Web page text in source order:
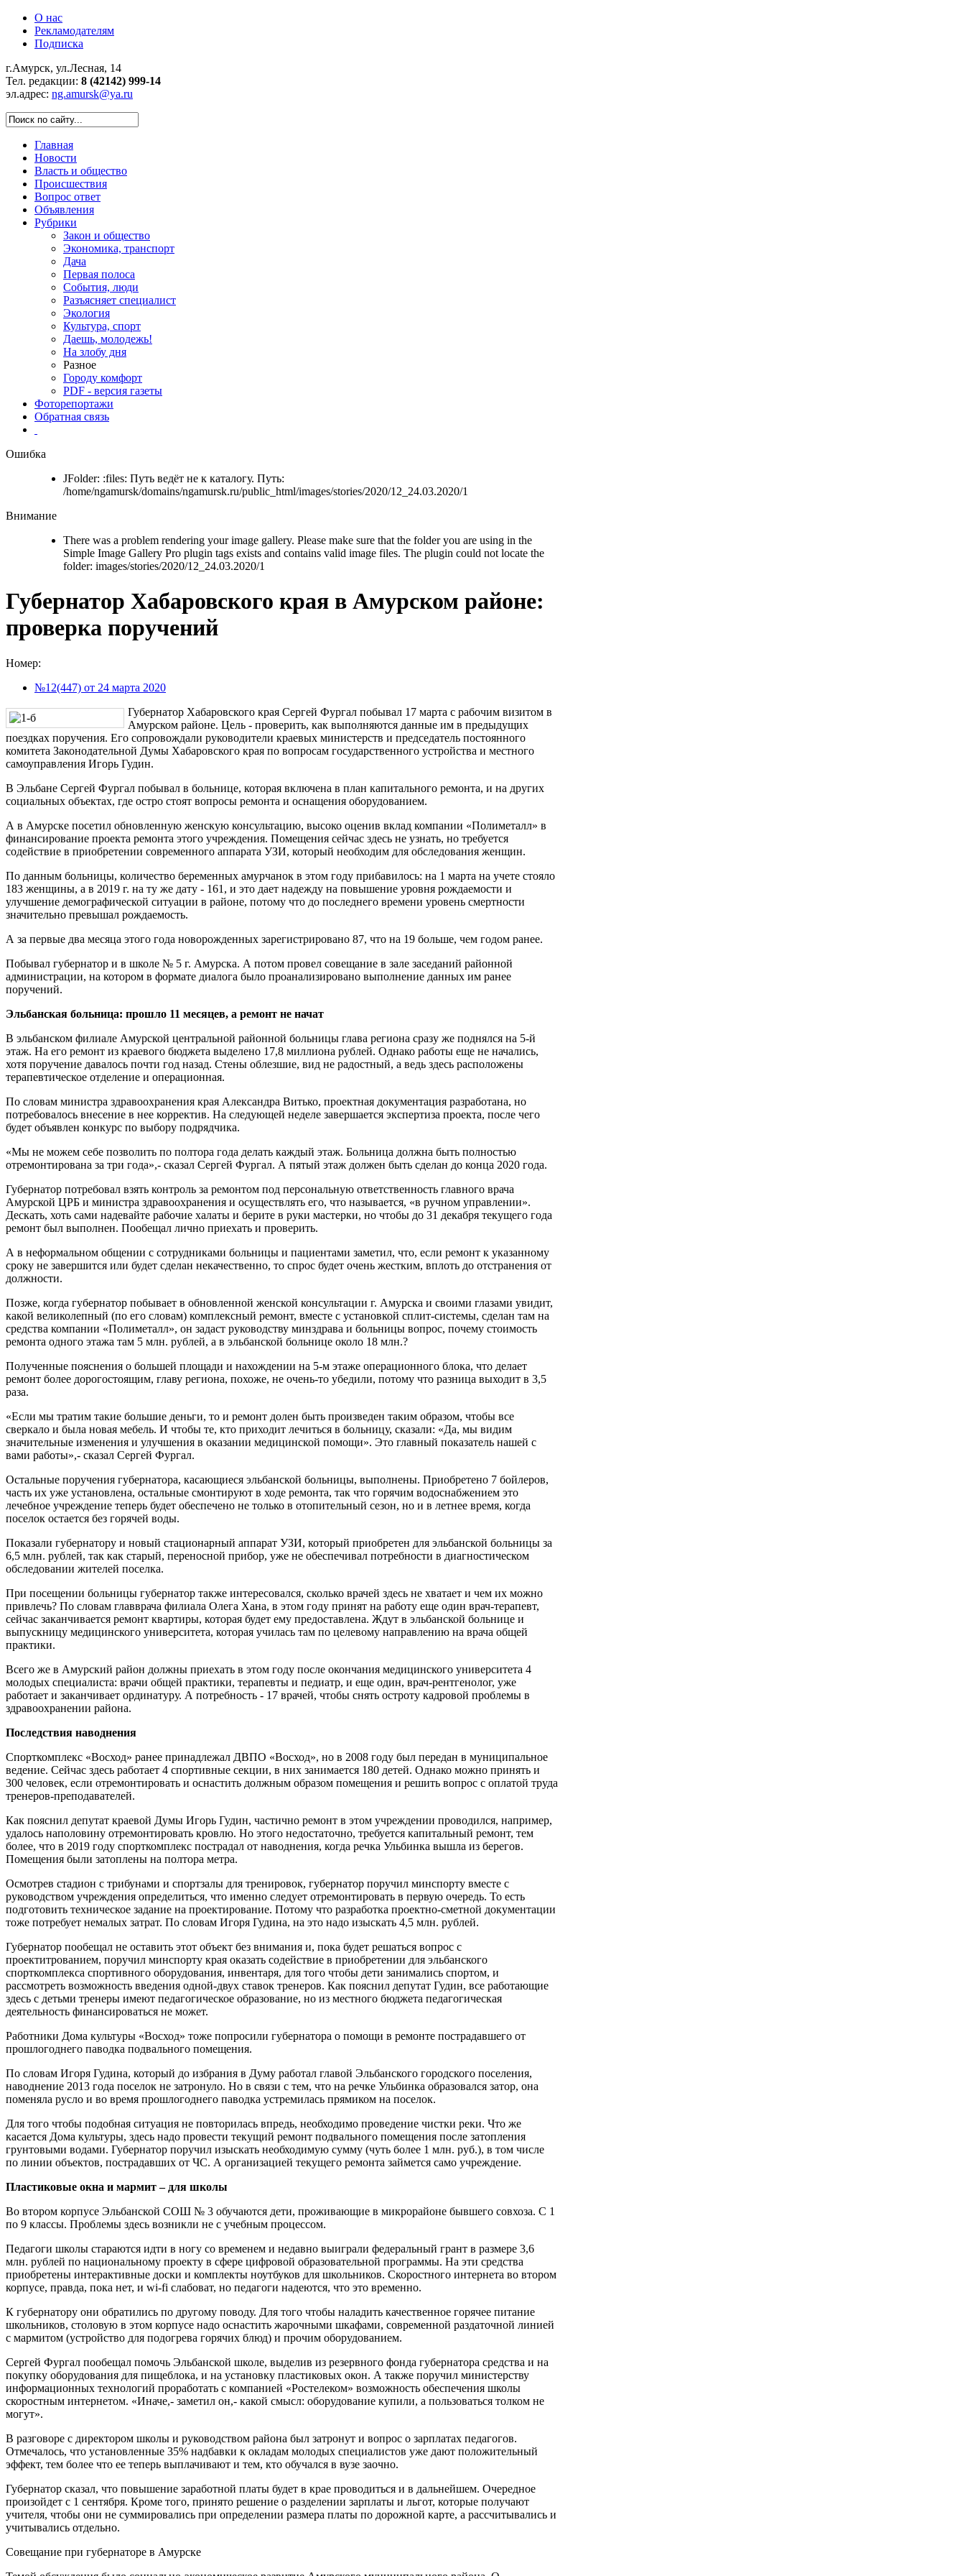
О нас
Рекламодателям
Подписка
г.Амурск, ул.Лесная, 14
Тел. редакции: 8 (42142) 999-14
эл.адрес: ng.amursk@ya.ru
Главная
Новости
Власть и общество
Происшествия
Вопрос ответ
Объявления
Рубрики
Закон и общество
Экономика, транспорт
Дача
Первая полоса
События, люди
Разъясняет специалист
Экология
Культура, спорт
Даешь, молодежь!
На злобу дня
Разное
Городу комфорт
PDF - версия газеты
Фоторепортажи
Обратная связь
Ошибка
JFolder: :files: Путь ведёт не к каталогу. Путь:
/home/ngamursk/domains/ngamursk.ru/public_html/images/stories/2020/12_24.03.2020/1
Внимание
There was a problem rendering your image gallery. Please make sure that the folder you are using in the
Simple Image Gallery Pro plugin tags exists and contains valid image files. The plugin could not locate the
folder: images/stories/2020/12_24.03.2020/1
Губернатор Хабаровского края в Амурском районе:
проверка поручений
Номер:
№12(447) от 24 марта 2020
Губернатор Хабаровского края Сергей Фургал побывал 17 марта с рабочим визитом в
Амурском районе. Цель - проверить, как выполняются данные им в предыдущих
поездках поручения. Его сопровождали руководители краевых министерств и председатель постоянного
комитета Законодательной Думы Хабаровского края по вопросам государственного устройства и местного
самоуправления Игорь Гудин.
В Эльбане Сергей Фургал побывал в больнице, которая включена в план капитального ремонта, и на других
социальных объектах, где остро стоят вопросы ремонта и оснащения оборудованием.
А в Амурске посетил обновленную женскую консультацию, высоко оценив вклад компании «Полиметалл» в
финансирование проекта ремонта этого учреждения. Помещения сейчас здесь не узнать, но требуется
содействие в приобретении современного аппарата УЗИ, который необходим для обследования женщин.
По данным больницы, количество беременных амурчанок в этом году прибавилось: на 1 марта на учете стояло
183 женщины, а в 2019 г. на ту же дату - 161, и это дает надежду на повышение уровня рождаемости и
улучшение демографической ситуации в районе, потому что до последнего времени уровень смертности
значительно превышал рождаемость.
А за первые два месяца этого года новорожденных зарегистрировано 87, что на 19 больше, чем годом ранее.
Побывал губернатор и в школе № 5 г. Амурска. А потом провел совещание в зале заседаний районной
администрации, на котором в формате диалога было проанализировано выполнение данных им ранее
поручений.
Эльбанская больница: прошло 11 месяцев, а ремонт не начат
В эльбанском филиале Амурской центральной районной больницы глава региона сразу же поднялся на 5-й
этаж. На его ремонт из краевого бюджета выделено 17,8 миллиона рублей. Однако работы еще не начались,
хотя поручение давалось почти год назад. Стены облезшие, вид не радостный, а ведь здесь расположены
терапевтическое отделение и операционная.
По словам министра здравоохранения края Александра Витько, проектная документация разработана, но
потребовалось внесение в нее корректив. На следующей неделе завершается экспертиза проекта, после чего
будет объявлен конкурс по выбору подрядчика.
«Мы не можем себе позволить по полтора года делать каждый этаж. Больница должна быть полностью
отремонтирована за три года»,- сказал Сергей Фургал. А пятый этаж должен быть сделан до конца 2020 года.
Губернатор потребовал взять контроль за ремонтом под персональную ответственность главного врача
Амурской ЦРБ и министра здравоохранения и осуществлять его, что называется, «в ручном управлении».
Дескать, хоть сами надевайте рабочие халаты и берите в руки мастерки, но чтобы до 31 декабря текущего года
ремонт был выполнен. Пообещал лично приехать и проверить.
А в неформальном общении с сотрудниками больницы и пациентами заметил, что, если ремонт к указанному
сроку не завершится или будет сделан некачественно, то спрос будет очень жестким, вплоть до отстранения от
должности.
Позже, когда губернатор побывает в обновленной женской консультации г. Амурска и своими глазами увидит,
какой великолепный (по его словам) комплексный ремонт, вместе с установкой сплит-системы, сделан там на
средства компании «Полиметалл», он задаст руководству минздрава и больницы вопрос, почему стоимость
ремонта одного этажа там 5 млн. рублей, а в эльбанской больнице около 18 млн.?
Полученные пояснения о большей площади и нахождении на 5-м этаже операционного блока, что делает
ремонт более дорогостоящим, главу региона, похоже, не очень-то убедили, потому что разница выходит в 3,5
раза.
«Если мы тратим такие большие деньги, то и ремонт долен быть произведен таким образом, чтобы все
сверкало и была новая мебель. И чтобы те, кто приходит лечиться в больницу, сказали: «Да, мы видим
значительные изменения и улучшения в оказании медицинской помощи». Это главный показатель нашей с
вами работы»,- сказал Сергей Фургал.
Остальные поручения губернатора, касающиеся эльбанской больницы, выполнены. Приобретено 7 бойлеров,
часть их уже установлена, остальные смонтируют в ходе ремонта, так что горячим водоснабжением это
лечебное учреждение теперь будет обеспечено не только в отопительный сезон, но и в летнее время, когда
поселок остается без горячей воды.
Показали губернатору и новый стационарный аппарат УЗИ, который приобретен для эльбанской больницы за
6,5 млн. рублей, так как старый, переносной прибор, уже не обеспечивал потребности в диагностическом
обследовании жителей поселка.
При посещении больницы губернатор также интересовался, сколько врачей здесь не хватает и чем их можно
привлечь? По словам главврача филиала Олега Хана, в этом году принят на работу еще один врач-терапевт,
сейчас заканчивается ремонт квартиры, которая будет ему предоставлена. Ждут в эльбанской больнице и
выпускницу медицинского университета, которая училась там по целевому направлению на врача общей
практики.
Всего же в Амурский район должны приехать в этом году после окончания медицинского университета 4
молодых специалиста: врачи общей практики, терапевты и педиатр, и еще один, врач-рентгенолог, уже
работает и заканчивает ординатуру. А потребность - 17 врачей, чтобы снять остроту кадровой проблемы в
здравоохранении района.
Последствия наводнения
Спорткомплекс «Восход» ранее принадлежал ДВПО «Восход», но в 2008 году был передан в муниципальное
ведение. Сейчас здесь работает 4 спортивные секции, в них занимается 180 детей. Однако можно принять и
300 человек, если отремонтировать и оснастить должным образом помещения и решить вопрос с оплатой труда
тренеров-преподавателей.
Как пояснил депутат краевой Думы Игорь Гудин, частично ремонт в этом учреждении проводился, например,
удалось наполовину отремонтировать кровлю. Но этого недостаточно, требуется капитальный ремонт, тем
более, что в 2019 году спорткомплекс пострадал от наводнения, когда речка Ульбинка вышла из берегов.
Помещения были затоплены на полтора метра.
Осмотрев стадион с трибунами и спортзалы для тренировок, губернатор поручил минспорту вместе с
руководством учреждения определиться, что именно следует отремонтировать в первую очередь. То есть
подготовить техническое задание на проектирование. Потому что разработка проектно-сметной документации
тоже потребует немалых затрат. По словам Игоря Гудина, на это надо изыскать 4,5 млн. рублей.
Губернатор пообещал не оставить этот объект без внимания и, пока будет решаться вопрос с
проектитрованием, поручил минспорту края оказать содействие в приобретении для эльбанского
спорткомплекса спортивного оборудования, инвентаря, для того чтобы дети занимались спортом, и
рассмотреть возможность введения одной-двух ставок тренеров. Как пояснил депутат Гудин, все работающие
здесь с детьми тренеры имеют педагогическое образование, но из местного бюджета педагогическая
деятельность финансироваться не может.
Работники Дома культуры «Восход» тоже попросили губернатора о помощи в ремонте пострадавшего от
прошлогоднего паводка подвального помещения.
По словам Игоря Гудина, который до избрания в Думу работал главой Эльбанского городского поселения,
наводнение 2013 года поселок не затронуло. Но в связи с тем, что на речке Ульбинка образовался затор, она
поменяла русло и во время прошлогоднего паводка устремилась прямиком на поселок.
Для того чтобы подобная ситуация не повторилась впредь, необходимо проведение чистки реки. Что же
касается Дома культуры, здесь надо провести текущий ремонт подвального помещения после затопления
грунтовыми водами. Губернатор поручил изыскать необходимую сумму (чуть более 1 млн. руб.), в том числе
по линии объектов, пострадавших от ЧС. А организацией текущего ремонта займется само учреждение.
Пластиковые окна и мармит – для школы
Во втором корпусе Эльбанской СОШ № 3 обучаются дети, проживающие в микрорайоне бывшего совхоза. С 1
по 9 классы. Проблемы здесь возникли не с учебным процессом.
Педагоги школы стараются идти в ногу со временем и недавно выиграли федеральный грант в размере 3,6
млн. рублей по национальному проекту в сфере цифровой образовательной программы. На эти средства
приобретены интерактивные доски и комплекты ноутбуков для школьников. Скоростного интернета во втором
корпусе, правда, пока нет, и wi-fi слабоват, но педагоги надеются, что это временно.
К губернатору они обратились по другому поводу. Для того чтобы наладить качественное горячее питание
школьников, столовую в этом корпусе надо оснастить жарочными шкафами, современной раздаточной линией
с мармитом (устройство для подогрева горячих блюд) и прочим оборудованием.
Сергей Фургал пообещал помочь Эльбанской школе, выделив из резервного фонда губернатора средства и на
покупку оборудования для пищеблока, и на установку пластиковых окон. А также поручил министерству
информационных технологий проработать с компанией «Ростелеком» возможность обеспечения школы
скоростным интернетом. «Иначе,- заметил он,- какой смысл: оборудование купили, а пользоваться толком не
могут».
В разговоре с директором школы и руководством района был затронут и вопрос о зарплатах педагогов.
Отмечалось, что установленные 35% надбавки к окладам молодых специалистов уже дают положительный
эффект, тем более что ее теперь выплачивают и тем, кто обучался в вузе заочно.
Губернатор сказал, что повышение заработной платы будет в крае проводиться и в дальнейшем. Очередное
произойдет с 1 сентября. Кроме того, принято решение о разделении зарплаты и льгот, которые получают
учителя, чтобы они не суммировались при определении размера платы по дорожной карте, а рассчитывались и
учитывались отдельно.
Совещание при губернаторе в Амурске